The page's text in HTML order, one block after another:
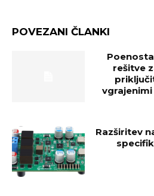
POVEZANI ČLANKI
rešitve
Razširitev